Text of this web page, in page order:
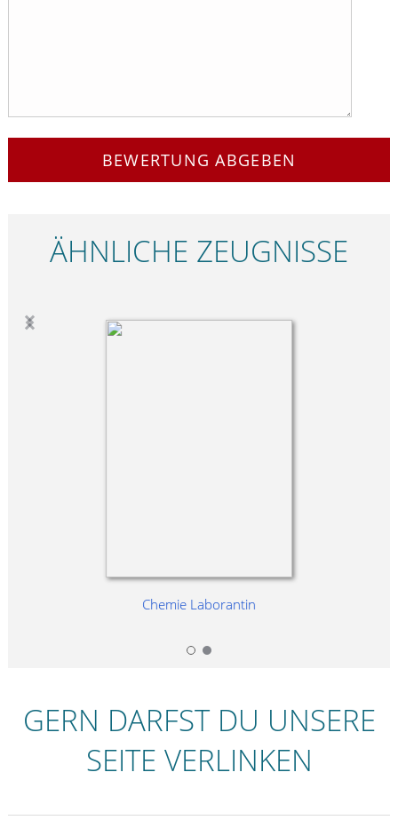
BEWERTUNG ABGEBEN
ÄHNLICHE ZEUGNISSE
Chemie Laborantin
GERN DARFST DU UNSERE
SEITE VERLINKEN